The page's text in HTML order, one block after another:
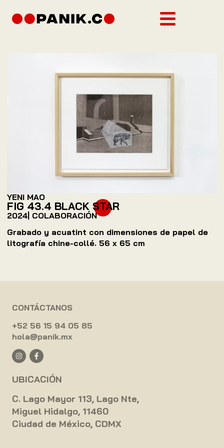
YENI MAO
FIG 43.4 BLACK STAR
2024 | COLABORACIÓN
Grabado y acuatint con dimensiones de papel de
litografía chine-collé. 56 x 65 cm
CONTÁCTANOS
+52 56 15 94 05 85
hola@panik.mx
UBICACIÓN
C. Lago Mayor 113, Lago Nte,
Miguel Hidalgo, 11460
Ciudad de México, CDMX